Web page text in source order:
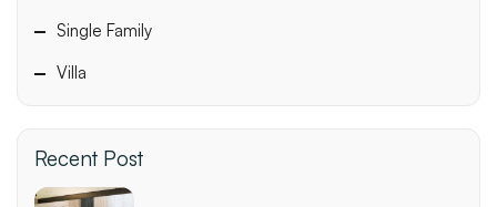
Single Family
Villa
Recent Post